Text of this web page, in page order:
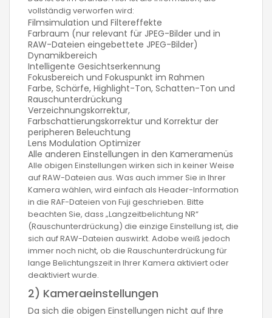
vollständig verworfen wird:
Filmsimulation und Filtereffekte
Farbraum (nur relevant für JPEG-Bilder und in
RAW-Dateien eingebettete JPEG-Bilder)
Dynamikbereich
Intelligente Gesichtserkennung
Fokusbereich und Fokuspunkt im Rahmen
Farbe, Schärfe, Highlight-Ton, Schatten-Ton und
Rauschunterdrückung
Verzeichnungskorrektur,
Farbschattierungskorrektur und Korrektur der
peripheren Beleuchtung
Lens Modulation Optimizer
Alle anderen Einstellungen in den Kameramenüs
Alle obigen Einstellungen wirken sich in keiner Weise
auf RAW-Dateien aus. Was auch immer Sie in Ihrer
Kamera wählen, wird einfach als Header-Information
in die RAF-Dateien von Fuji geschrieben. Bitte
beachten Sie, dass „Langzeitbelichtung NR“
(Rauschunterdrückung) die einzige Einstellung ist, die
sich auf RAW-Dateien auswirkt. Adobe weiß jedoch
immer noch nicht, ob die Rauschunterdrückung für
lange Belichtungszeit in Ihrer Kamera aktiviert oder
deaktiviert wurde.
2) Kameraeinstellungen
Da sich die obigen Einstellungen nicht auf Ihre